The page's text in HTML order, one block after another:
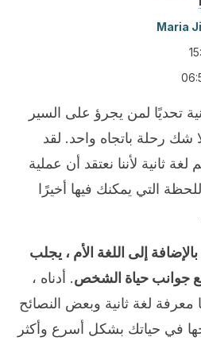
Maria
تحديًا لمن يجرؤ على السير
رحلة باتجاه واحد. لقد
ثانية لأننا نعتقد أن عملية
التي يمكنك فيها أخيرًا
إلى اللغة الأم ، يجلب
جوانب حياة الشخص. أدناه ،
لغة ثانية وبعض النصائح
في حياتك بشكل أسرع وأكثر